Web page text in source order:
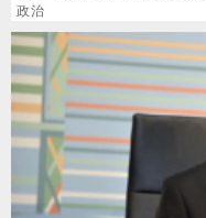
回
政治